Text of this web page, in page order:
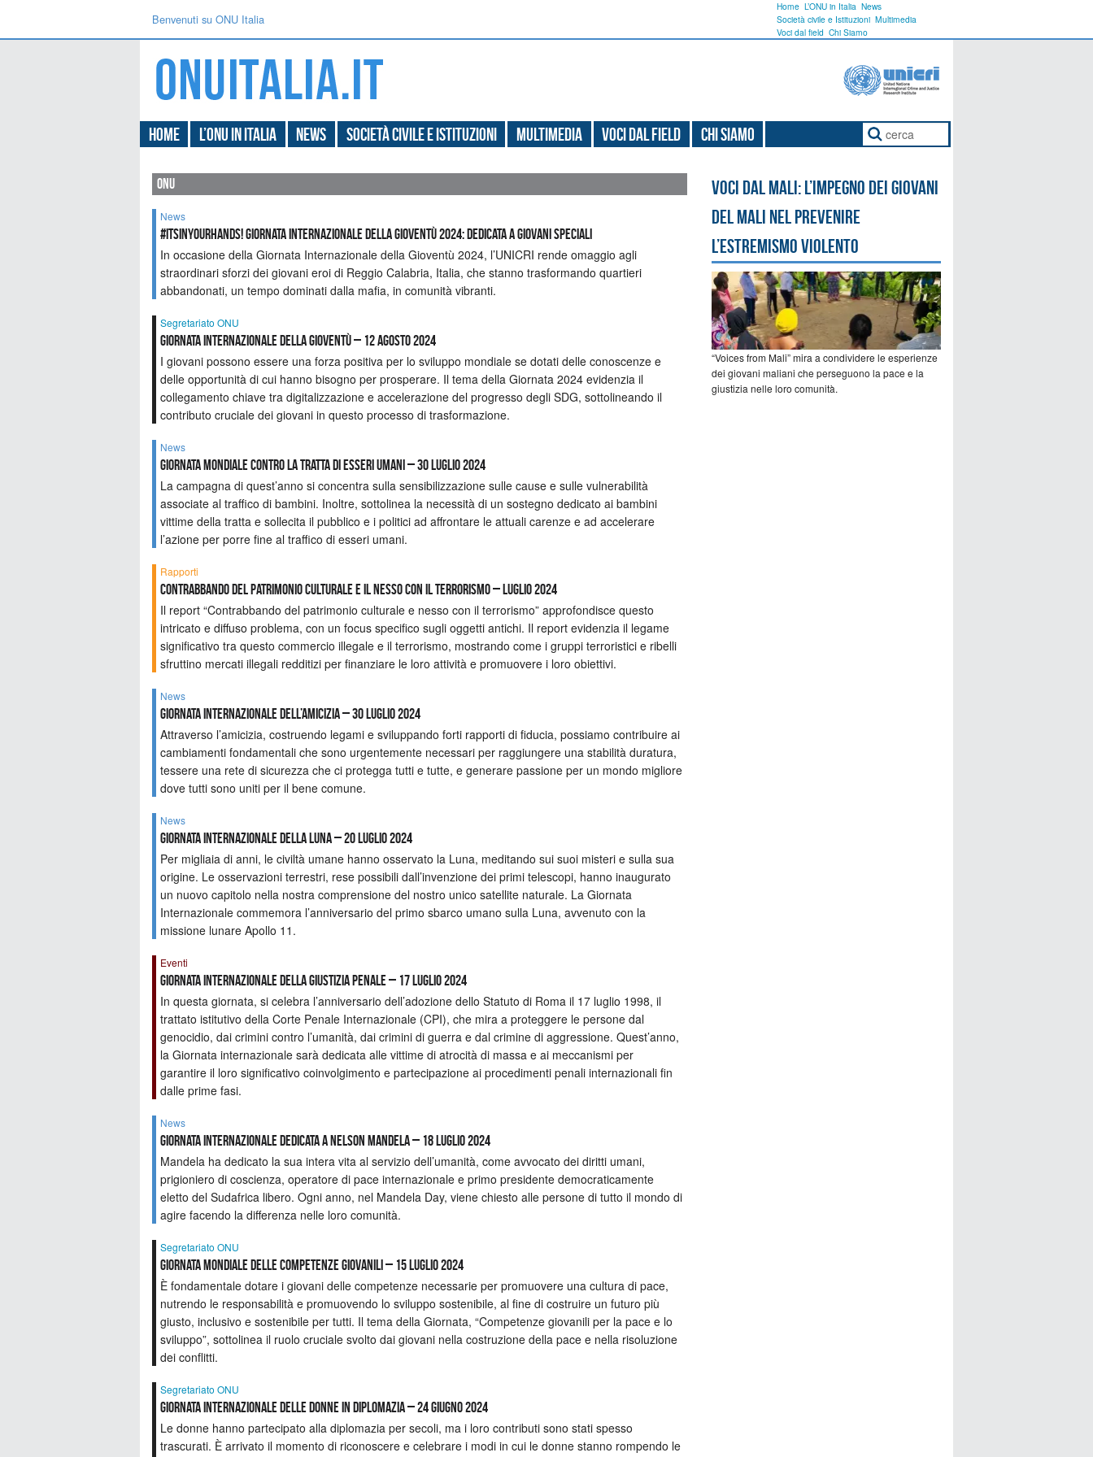
Benvenuti su ONU Italia
Home L’ONU in Italia News
Società civile e Istituzioni Multimedia
Voci dal field Chi Siamo
Home L’ONU in Italia News Società civile e Istituzioni Multimedia Voci dal field Chi Siamo
onu
News
#ItsInYourHands! Giornata Internazionale della Gioventù 2024: Dedicata a Giovani Speciali
In occasione della Giornata Internazionale della Gioventù 2024, l’UNICRI rende omaggio agli
straordinari sforzi dei giovani eroi di Reggio Calabria, Italia, che stanno trasformando quartieri
abbandonati, un tempo dominati dalla mafia, in comunità vibranti.
Segretariato ONU
Giornata internazionale della gioventù – 12 agosto 2024
I giovani possono essere una forza positiva per lo sviluppo mondiale se dotati delle conoscenze e
delle opportunità di cui hanno bisogno per prosperare. Il tema della Giornata 2024 evidenzia il
collegamento chiave tra digitalizzazione e accelerazione del progresso degli SDG, sottolineando il
contributo cruciale dei giovani in questo processo di trasformazione.
News
Giornata mondiale contro la tratta di esseri umani – 30 luglio 2024
La campagna di quest’anno si concentra sulla sensibilizzazione sulle cause e sulle vulnerabilità
associate al traffico di bambini. Inoltre, sottolinea la necessità di un sostegno dedicato ai bambini
vittime della tratta e sollecita il pubblico e i politici ad affrontare le attuali carenze e ad accelerare
l’azione per porre fine al traffico di esseri umani.
Rapporti
Contrabbando del patrimonio culturale e il nesso con il terrorismo – luglio 2024
Il report “Contrabbando del patrimonio culturale e nesso con il terrorismo” approfondisce questo
intricato e diffuso problema, con un focus specifico sugli oggetti antichi. Il report evidenzia il legame
significativo tra questo commercio illegale e il terrorismo, mostrando come i gruppi terroristici e ribelli
sfruttino mercati illegali redditizi per finanziare le loro attività e promuovere i loro obiettivi.
News
Giornata internazionale dell’amicizia – 30 luglio 2024
Attraverso l’amicizia, costruendo legami e sviluppando forti rapporti di fiducia, possiamo contribuire ai
cambiamenti fondamentali che sono urgentemente necessari per raggiungere una stabilità duratura,
tessere una rete di sicurezza che ci protegga tutti e tutte, e generare passione per un mondo migliore
dove tutti sono uniti per il bene comune.
News
Giornata internazionale della Luna – 20 luglio 2024
Per migliaia di anni, le civiltà umane hanno osservato la Luna, meditando sui suoi misteri e sulla sua
origine. Le osservazioni terrestri, rese possibili dall’invenzione dei primi telescopi, hanno inaugurato
un nuovo capitolo nella nostra comprensione del nostro unico satellite naturale. La Giornata
Internazionale commemora l’anniversario del primo sbarco umano sulla Luna, avvenuto con la
missione lunare Apollo 11.
Eventi
Giornata Internazionale della Giustizia Penale – 17 luglio 2024
In questa giornata, si celebra l’anniversario dell’adozione dello Statuto di Roma il 17 luglio 1998, il
trattato istitutivo della Corte Penale Internazionale (CPI), che mira a proteggere le persone dal
genocidio, dai crimini contro l’umanità, dai crimini di guerra e dal crimine di aggressione. Quest’anno,
la Giornata internazionale sarà dedicata alle vittime di atrocità di massa e ai meccanismi per
garantire il loro significativo coinvolgimento e partecipazione ai procedimenti penali internazionali fin
dalle prime fasi.
News
Giornata internazionale dedicata a Nelson Mandela – 18 luglio 2024
Mandela ha dedicato la sua intera vita al servizio dell’umanità, come avvocato dei diritti umani,
prigioniero di coscienza, operatore di pace internazionale e primo presidente democraticamente
eletto del Sudafrica libero. Ogni anno, nel Mandela Day, viene chiesto alle persone di tutto il mondo di
agire facendo la differenza nelle loro comunità.
Segretariato ONU
Giornata mondiale delle competenze giovanili – 15 luglio 2024
È fondamentale dotare i giovani delle competenze necessarie per promuovere una cultura di pace,
nutrendo le responsabilità e promuovendo lo sviluppo sostenibile, al fine di costruire un futuro più
giusto, inclusivo e sostenibile per tutti. Il tema della Giornata, “Competenze giovanili per la pace e lo
sviluppo”, sottolinea il ruolo cruciale svolto dai giovani nella costruzione della pace e nella risoluzione
dei conflitti.
Segretariato ONU
Giornata Internazionale delle donne in Diplomazia – 24 giugno 2024
Le donne hanno partecipato alla diplomazia per secoli, ma i loro contributi sono stati spesso
trascurati. È arrivato il momento di riconoscere e celebrare i modi in cui le donne stanno rompendo le
Voci dal Mali: l’impegno dei giovani
del Mali nel prevenire
l’estremismo violento
“Voices from Mali” mira a condividere le esperienze
dei giovani maliani che perseguono la pace e la
giustizia nelle loro comunità.